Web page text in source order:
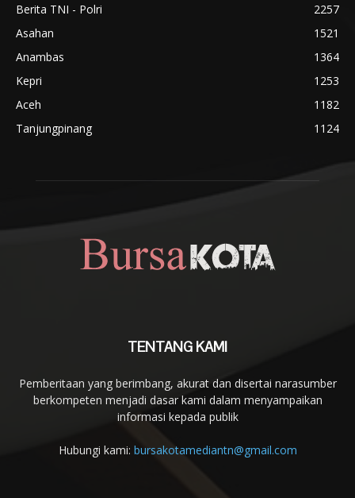
Berita TNI - Polri
2257
Asahan
1521
Anambas
1364
Kepri
1253
Aceh
1182
Tanjungpinang
1124
TENTANG KAMI
Pemberitaan yang berimbang, akurat dan disertai narasumber
berkompeten menjadi dasar kami dalam menyampaikan
informasi kepada publik
Hubungi kami: bursakotamediantn@gmail.com